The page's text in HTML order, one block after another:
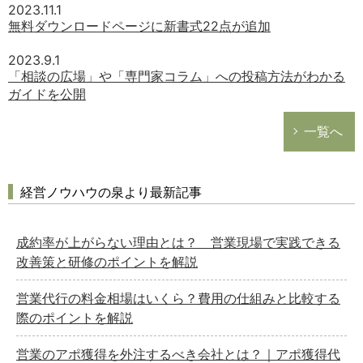
2023.11.1
無料ダウンロードページに新書式22点が追加
2023.9.1
「相談の広場」や「専門家コラム」への投稿方法がわかる
ガイドを公開
一覧へ
経営ノウハウの泉より最新記事
成約率が上がらない理由とは？ 営業現場で実践できる
改善策と研修のポイントを解説
営業代行の料金相場はいくら？費用の仕組みと比較する
際のポイントを解説
営業のアポ獲得を外注するべき会社とは？｜アポ獲得代